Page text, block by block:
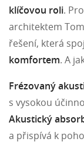
klíčovou roli.
architektem
řešení, která
komfortem. A
Frézovaný
s vysokou
Akustický
a přispívá k